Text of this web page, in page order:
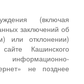
(включая
заключений об
или отклонении)
Кашинского
не позднее